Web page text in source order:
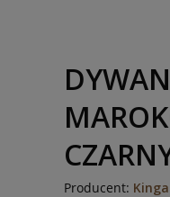
Producent: